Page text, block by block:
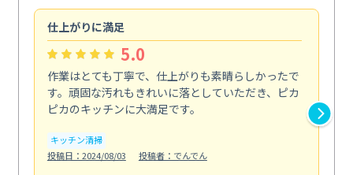
仕上がりに満足
5.0
作業はとても丁寧で、仕上がりも素晴らしかったで
す。頑固な汚れもきれいに落としていただき、ピカ
ピカのキッチンに大満足です。
キッチン清掃
投稿日：2024/08/03
投稿者：でんでん